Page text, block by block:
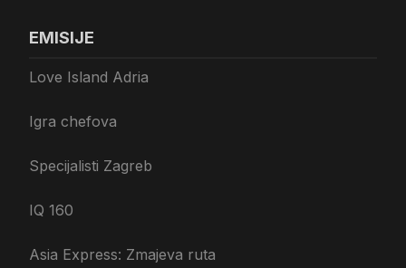
EMISIJE
Love Island Adria
Igra chefova
Specijalisti Zagreb
IQ 160
Asia Express: Zmajeva ruta